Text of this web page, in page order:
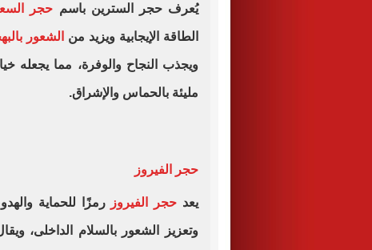
يُعرف حجر السترين باسم حجر
الطاقة الإيجابية ويزيد من الشعور
ويجذب النجاح والوفرة، مما يجعله
مليئة بالحماس والإشراق.
حجر الفيروز
يعد حجر الفيروز رمزًا للحماية
وتعزيز الشعور بالسلام الداخلى،